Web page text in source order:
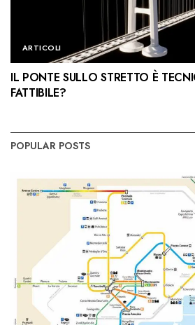
ARTICOLI
IL PONTE SULLO STRETTO È
FATTIBILE?
POPULAR POSTS